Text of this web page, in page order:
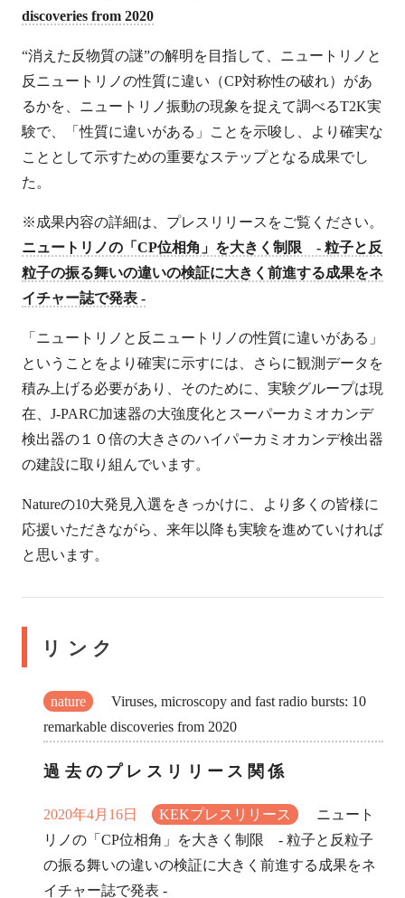
discoveries from 2020
“消えた反物質の謎”の解明を目指して、ニュートリノと
反ニュートリノの性質に違い（CP対称性の破れ）があ
るかを、ニュートリノ振動の現象を捉えて調べるT2K実
験で、「性質に違いがある」ことを示唆し、より確実な
こととして示すための重要なステップとなる成果でし
た。
※成果内容の詳細は、プレスリリースをご覧ください。
ニュートリノの「CP位相角」を大きく制限 - 粒子と反
粒子の振る舞いの違いの検証に大きく前進する成果をネ
イチャー誌で発表 -
「ニュートリノと反ニュートリノの性質に違いがある」
ということをより確実に示すには、さらに観測データを
積み上げる必要があり、そのために、実験グループは現
在、J-PARC加速器の大強度化とスーパーカミオカンデ
検出器の１０倍の大きさのハイパーカミオカンデ検出器
の建設に取り組んでいます。
Natureの10大発見入選をきっかけに、より多くの皆様に
応援いただきながら、来年以降も実験を進めていければ
と思います。
リンク
nature
Viruses, microscopy and fast radio bursts: 10
remarkable discoveries from 2020
過去のプレスリリース関係
2020年4月16日 KEKプレスリリース
ニュート
リノの「CP位相角」を大きく制限 - 粒子と反粒子
の振る舞いの違いの検証に大きく前進する成果をネ
イチャー誌で発表 -